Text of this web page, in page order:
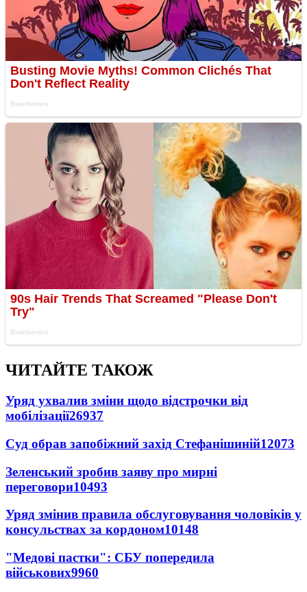
ЧИТАЙТЕ ТАКОЖ
Уряд ухвалив зміни щодо відстрочки від
мобілізації26937
Суд обрав запобіжний захід Стефанішиній12073
Зеленський зробив заяву про мирні
переговори10493
Уряд змінив правила обслуговування чоловіків у
консульствах за кордоном10148
"Медові пастки": СБУ попередила
військових9960